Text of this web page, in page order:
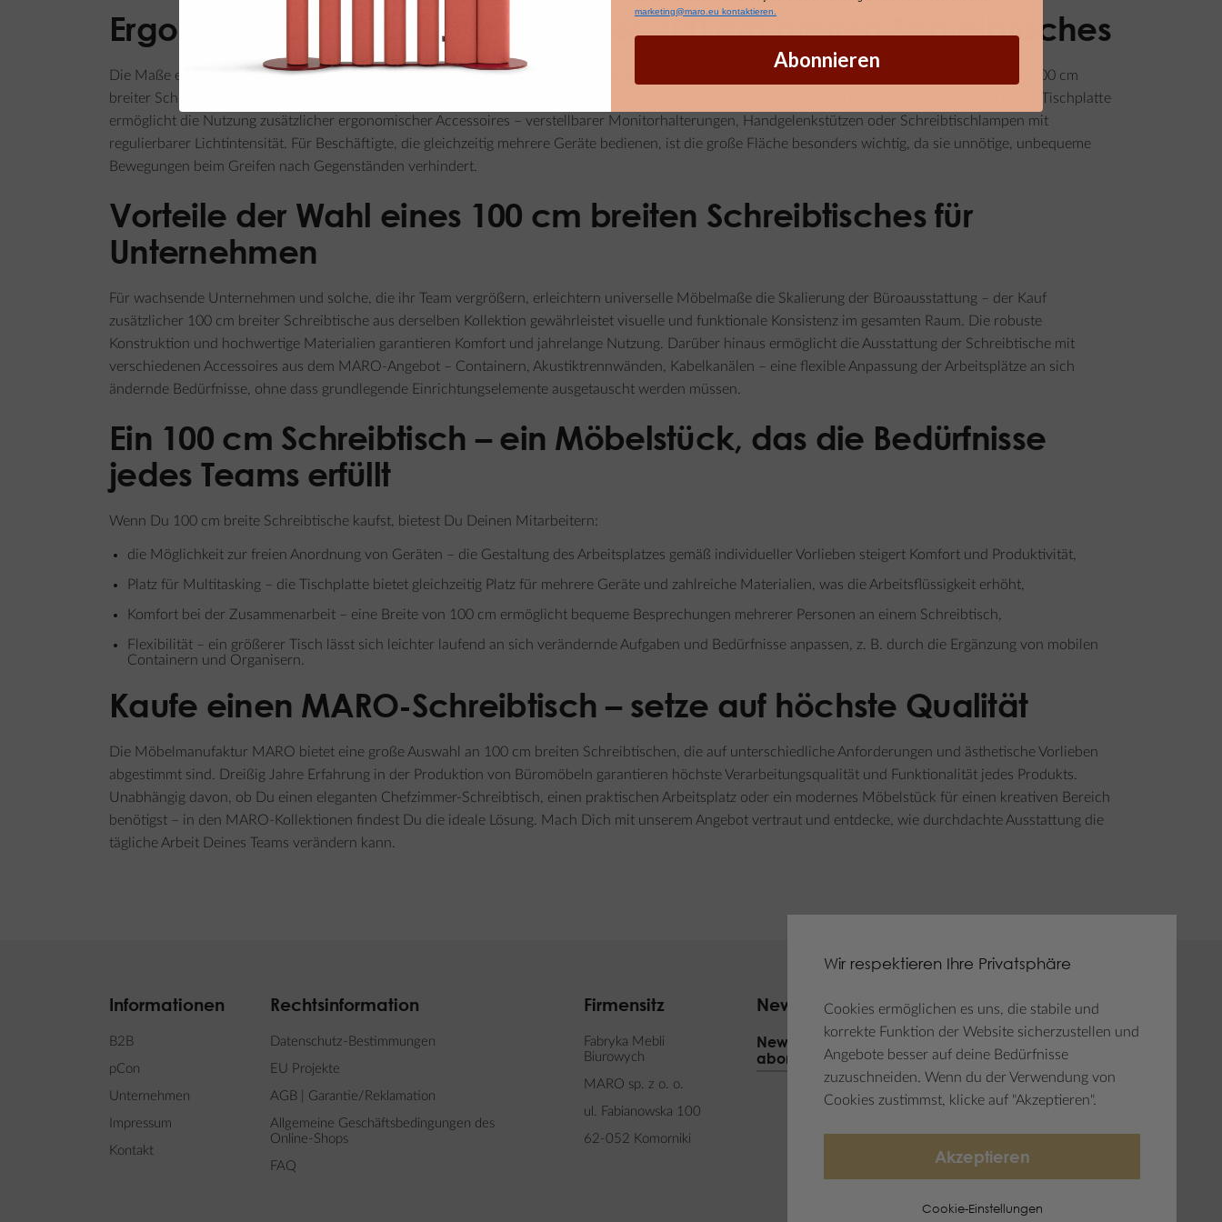
Ergonomie und Funktionalität eines 100 cm breiten Schreibtisches
Die Maße eines Schreibtisches beeinflussen direkt den Komfort und die Gesundheit der Nutzer, die einen Großteil des Tages daran verbringen. Ein 100 cm
breiter Schreibtisch bietet ausreichend Platz, um den richtigen Abstand zum Monitor einzuhalten, was die Augen vor Überlastung schützt. Die breite Tischplatte
ermöglicht die Nutzung zusätzlicher ergonomischer Accessoires – verstellbarer Monitorhalterungen, Handgelenkstützen oder Schreibtischlampen mit
regulierbarer Lichtintensität. Für Beschäftigte, die gleichzeitig mehrere Geräte bedienen, ist die große Fläche besonders wichtig, da sie unnötige, unbequeme
Bewegungen beim Greifen nach Gegenständen verhindert.
Vorteile der Wahl eines 100 cm breiten Schreibtisches für
Unternehmen
Für wachsende Unternehmen und solche, die ihr Team vergrößern, erleichtern universelle Möbelmaße die Skalierung der Büroausstattung – der Kauf
zusätzlicher 100 cm breiter Schreibtische aus derselben Kollektion gewährleistet visuelle und funktionale Konsistenz im gesamten Raum. Die robuste
Konstruktion und hochwertige Materialien garantieren Komfort und jahrelange Nutzung. Darüber hinaus ermöglicht die Ausstattung der Schreibtische mit
verschiedenen Accessoires aus dem MARO-Angebot – Containern, Akustiktrennwänden, Kabelkanälen – eine flexible Anpassung der Arbeitsplätze an sich
ändernde Bedürfnisse, ohne dass grundlegende Einrichtungselemente ausgetauscht werden müssen.
Ein 100 cm Schreibtisch – ein Möbelstück, das die Bedürfnisse
jedes Teams erfüllt
Wenn Du 100 cm breite Schreibtische kaufst, bietest Du Deinen Mitarbeitern:
die Möglichkeit zur freien Anordnung von Geräten – die Gestaltung des Arbeitsplatzes gemäß individueller Vorlieben steigert Komfort und Produktivität,
Platz für Multitasking – die Tischplatte bietet gleichzeitig Platz für mehrere Geräte und zahlreiche Materialien, was die Arbeitsflüssigkeit erhöht,
Komfort bei der Zusammenarbeit – eine Breite von 100 cm ermöglicht bequeme Besprechungen mehrerer Personen an einem Schreibtisch,
Flexibilität – ein größerer Tisch lässt sich leichter laufend an sich verändernde Aufgaben und Bedürfnisse anpassen, z. B. durch die Ergänzung von mobilen
Containern und Organisern.
Kaufe einen MARO-Schreibtisch – setze auf höchste Qualität
Die Möbelmanufaktur MARO bietet eine große Auswahl an 100 cm breiten Schreibtischen, die auf unterschiedliche Anforderungen und ästhetische Vorlieben
abgestimmt sind. Dreißig Jahre Erfahrung in der Produktion von Büromöbeln garantieren höchste Verarbeitungsqualität und Funktionalität jedes Produkts.
Unabhängig davon, ob Du einen eleganten Chefzimmer-Schreibtisch, einen praktischen Arbeitsplatz oder ein modernes Möbelstück für einen kreativen Bereich
benötigst – in den MARO-Kollektionen findest Du die ideale Lösung. Mach Dich mit unserem Angebot vertraut und entdecke, wie durchdachte Ausstattung die
tägliche Arbeit Deines Teams verändern kann.
Informationen
B2B
pCon
Unternehmen
Impressum
Kontakt
Rechtsinformation
Datenschutz-Bestimmungen
EU Projekte
AGB | Garantie/Reklamation
Allgemeine Geschäftsbedingungen des
Online-Shops
FAQ
Firmensitz
Fabryka Mebli
Biurowych
MARO sp. z o. o.
ul. Fabianowska 100
62-052 Komorniki
Newsletter
Newsletter
abonnieren
Social Media
Wir respektieren Ihre Privatsphäre
Cookies ermöglichen es uns, die stabile und
korrekte Funktion der Website sicherzustellen und
Angebote besser auf deine Bedürfnisse
zuzuschneiden. Wenn du der Verwendung von
Cookies zustimmst, klicke auf "Akzeptieren".
Akzeptieren
Cookie-Einstellungen
marketing@maro.eu kontaktieren.
Abonnieren